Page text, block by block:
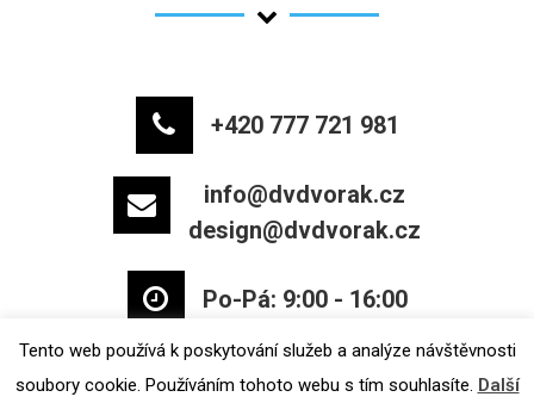
+420 777 721 981
info@dvdvorak.cz
design@dvdvorak.cz
Po-Pá: 9:00 - 16:00
Tento web používá k poskytování služeb a analýze návštěvnosti
soubory cookie. Používáním tohoto webu s tím souhlasíte. Další